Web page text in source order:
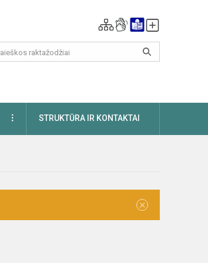
DAUGIAUSTRUKTŪRA IR KONTAKTAI
×